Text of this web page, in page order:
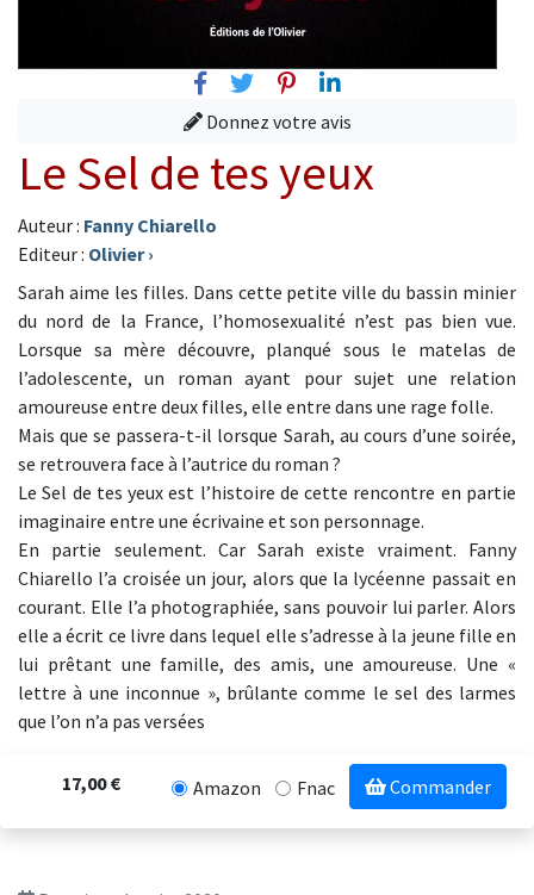
FacebookTwitterPinterest
Linkedin
Donnez votre avis
Le Sel de tes yeux
Auteur : Fanny Chiarello
Editeur : Olivier›
Sarah aime les filles. Dans cette petite ville du bassin minier
du nord de la France, l’homosexualité n’est pas bien vue.
Lorsque sa mère découvre, planqué sous le matelas de
l’adolescente, un roman ayant pour sujet une relation
amoureuse entre deux filles, elle entre dans une rage folle.
Mais que se passera-t-il lorsque Sarah, au cours d’une soirée,
se retrouvera face à l’autrice du roman ?
Le Sel de tes yeux est l’histoire de cette rencontre en partie
imaginaire entre une écrivaine et son personnage.
En partie seulement. Car Sarah existe vraiment. Fanny
Chiarello l’a croisée un jour, alors que la lycéenne passait en
courant. Elle l’a photographiée, sans pouvoir lui parler. Alors
elle a écrit ce livre dans lequel elle s’adresse à la jeune fille en
lui prêtant une famille, des amis, une amoureuse. Une «
lettre à une inconnue », brûlante comme le sel des larmes
que l’on n’a pas versées
17,00 € Amazon Fnac Commander